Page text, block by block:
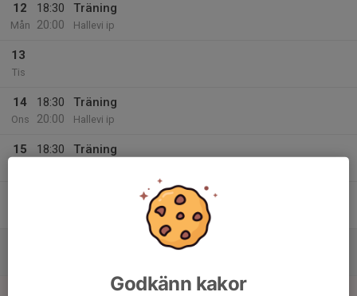
12
Mån
18:30
20:00
Träning
Hallevi ip
13
Tis
14
Ons
18:30
20:00
Träning
Hallevi ip
15
18:30
Träning
Godkänn kakor